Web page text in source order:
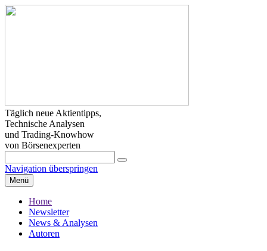
Täglich neue Aktientipps,
Technische Analysen
und Trading-Knowhow
von Börsenexperten
Navigation überspringen
Menü
Home
Newsletter
News & Analysen
Autoren